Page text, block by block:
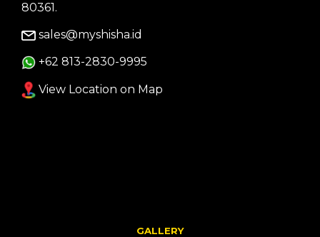
80361.
sales@myshisha.id
+62 813-2830-9995
View Location on Map
GALLERY